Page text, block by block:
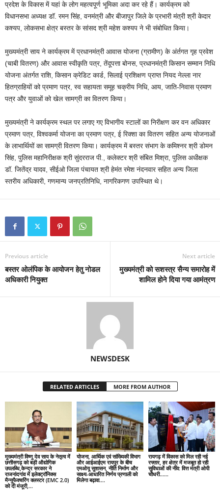
प्रदेश के विकास में यहां के लोग महत्वपूर्ण भूमिका अदा कर रहे हैं। कार्यक्रम को
विधानसभा अध्यक्ष डॉ. रमन सिंह, वनमंत्री और बीजापुर जिले के प्रभारी मंत्री श्री केदार
कश्यप, लोकसभा क्षेत्र बस्तर के सांसद श्री महेश कश्यप ने भी संबोधित किया।
मुख्यमंत्री साय ने कार्यक्रम में प्रधानमंत्री आवास योजना (ग्रामीण) के अंर्तगत गृह प्रवेश
(चाबी वितरण) और आवास स्वीकृति पत्र, तेंदूपत्ता बोनस, प्रधानमंत्री किसान सम्मान निधि
योजना अंतर्गत राशि, किसान क्रेडिट कार्ड, सिलाई प्रशिक्षण प्राप्त नियद नेल्ला नार
हितग्राहियों को प्रमाण पत्र, स्व सहायता समूह चक्रीय निधि, आय, जाति-निवास प्रमाण
पत्र और युवाओं को खेल सामग्री का वितरण किया।
मुख्यमंत्री ने कार्यक्रम स्थल पर लगाए गए विभागीय स्टालों का निरीक्षण कर वन अधिकार
प्रमाण पत्र, विश्वकर्मा योजना का प्रमाण पत्र, ई रिक्शा का वितरण सहित अन्य योजनाओं
के लाभार्थियों का सामग्री वितरण किया। कार्यक्रम में बस्तर संभाग के कमिश्नर श्री डोमन
सिंह, पुलिस महानिरीक्षक श्री सुंदरराज पी., कलेक्टर श्री संबित मिश्रा, पुलिस अधीक्षक
डॉ. जितेंद्र यादव, सीईओ जिला पंचायत श्री हेमंत रमेश नंदनवार सहित अन्य जिला
स्तरीय अधिकारी, गणमान्य जनप्रतिनिधि, नागरिकगण उपस्थित थे।
Previous article
बस्तर ओलंपिक के आयोजन हेतु नोडल
अधिकारी नियुक्त
Next article
मुख्यमंत्री को सशस्त्र सैन्य समारोह में
शामिल होने दिया गया आमंत्रण
NEWSDESK
RELATED ARTICLES MORE FROM AUTHOR
मुख्यमंत्री विष्णु देव साय के नेतृत्व में
छत्तीसगढ़ को बड़ी औद्योगिक
उपलब्धि,केन्द्र सरकार ने
राजनांदगांव में इलेक्ट्रॉनिक्स
मैन्युफैक्चरिंग क्लस्टर (EMC 2.0)
को दी मंजूरी,...
योजना, आर्थिक एवं सांख्यिकी विभाग
और आईआईएम रायपुर के बीच
एमओयू सुशासन, नीति निर्माण और
साक्ष्य-आधारित निर्णय प्रणाली को
मिलेगा बढ़ावा….
रायगढ़ में विकास को मिल रही नई
रफ्तार, हर क्षेत्र में मजबूत हो रही
सुविधाओं की नींव: वित्त मंत्री ओपी
चौधरी……